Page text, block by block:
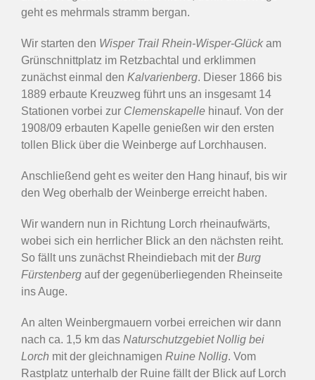
geht es mehrmals stramm bergan.
Wir starten den Wisper Trail Rhein-Wisper-Glückam
Grünschnittplatz im Retzbachtal und erklimmen
zunächst einmal den Kalvarienberg. Dieser 1866 bis
1889 erbaute Kreuzweg führt uns an insgesamt 14
Stationen vorbei zur Clemenskapelle hinauf. Von der
1908/09 erbauten Kapelle genießen wir den ersten
tollen Blick über die Weinberge auf Lorchhausen.
Anschließend geht es weiter den Hang hinauf, bis wir
den Weg oberhalb der Weinberge erreicht haben.
Wir wandern nun in Richtung Lorch rheinaufwärts,
wobei sich ein herrlicher Blick an den nächsten reiht.
So fällt uns zunächst Rheindiebach mit der Burg
Fürstenberg auf der gegenüberliegenden Rheinseite
ins Auge.
An alten Weinbergmauern vorbei erreichen wir dann
nach ca. 1,5 km das Naturschutzgebiet Nollig bei
Lorch mit der gleichnamigen Ruine Nollig. Vom
Rastplatz unterhalb der Ruine fällt der Blick auf Lorch